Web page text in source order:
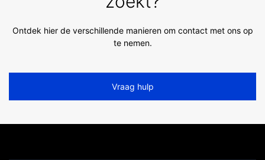
Ontdek hier de verschillende manieren om contact met ons op
te nemen.
Vraag hulp